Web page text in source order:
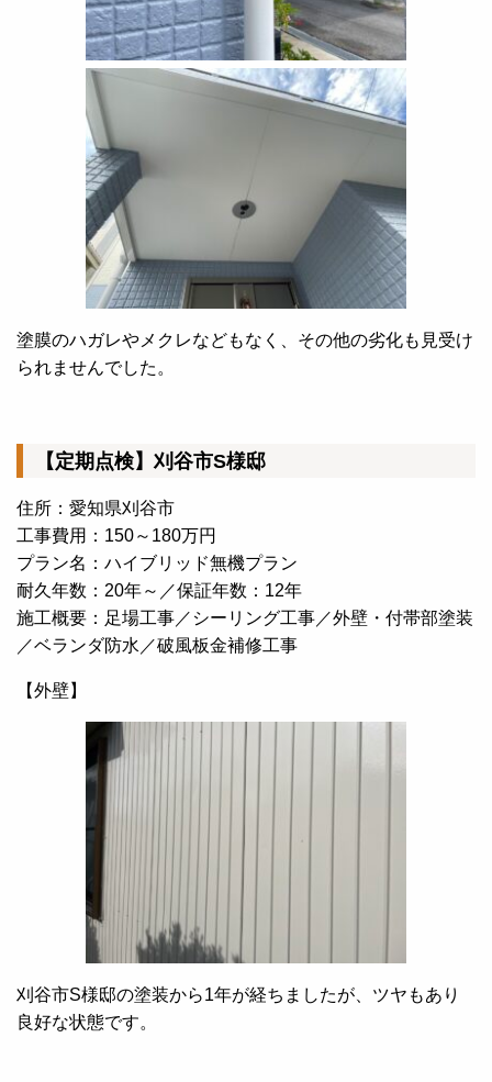
塗膜のハガレやメクレなどもなく、その他の劣化も見受け
られませんでした。
【定期点検】刈谷市S様邸
住所：愛知県刈谷市
工事費用：150～180万円
プラン名：ハイブリッド無機プラン
耐久年数：20年～／保証年数：12年
施工概要：足場工事／シーリング工事／外壁・付帯部塗装
／ベランダ防水／破風板金補修工事
【外壁】
刈谷市S様邸の塗装から1年が経ちましたが、ツヤもあり
良好な状態です。